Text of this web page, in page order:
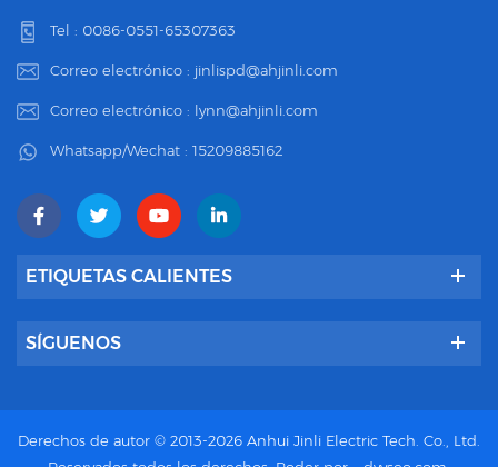
Tel : 0086-0551-65307363
Correo electrónico : jinlispd@ahjinli.com
Correo electrónico : lynn@ahjinli.com
Whatsapp/Wechat : 15209885162
ETIQUETAS CALIENTES
SÍGUENOS
Derechos de autor © 2013-2026 Anhui Jinli Electric Tech. Co., Ltd.